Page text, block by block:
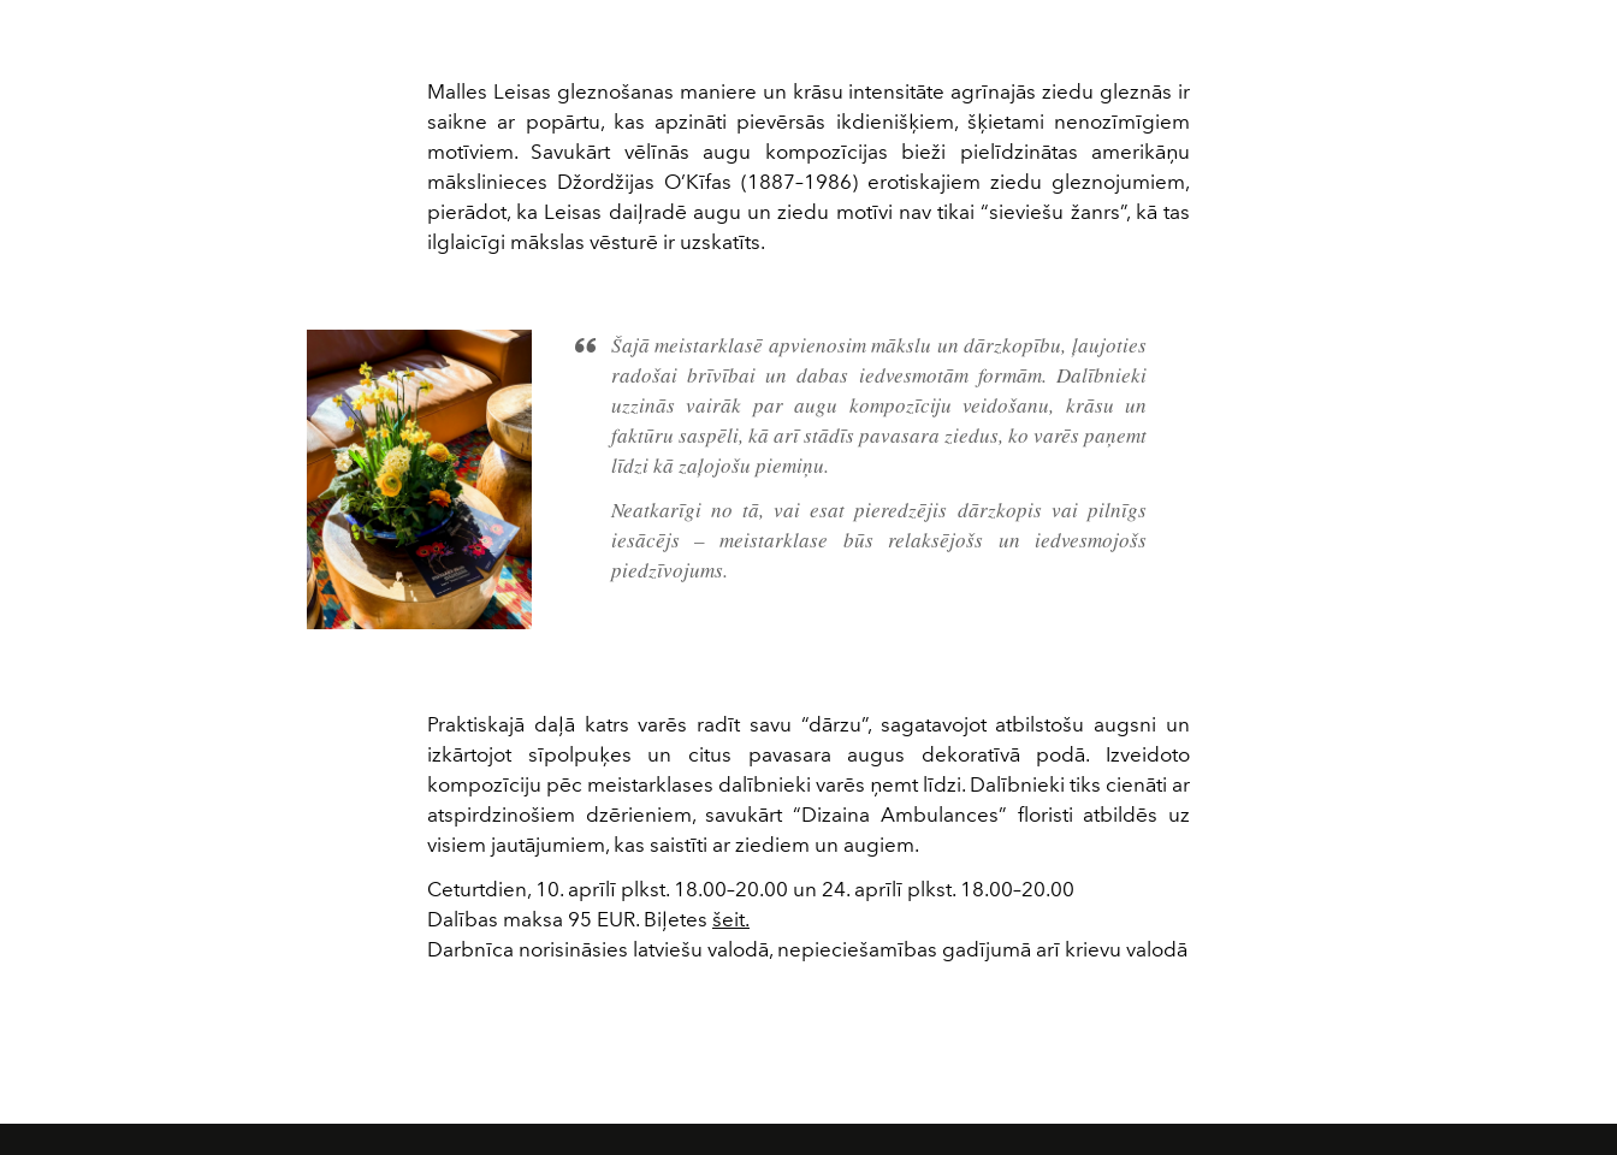
Malles Leisas gleznošanas maniere un krāsu intensitāte agrīnajās ziedu gleznās ir
saikne ar popārtu, kas apzināti pievērsās ikdienišķiem, šķietami nenozīmīgiem
motīviem. Savukārt vēlīnās augu kompozīcijas bieži pielīdzinātas amerikāņu
mākslinieces Džordžijas O’Kīfas (1887–1986) erotiskajiem ziedu gleznojumiem,
pierādot, ka Leisas daiļradē augu un ziedu motīvi nav tikai “sieviešu žanrs”, kā tas
ilglaicīgi mākslas vēsturē ir uzskatīts.
Šajā meistarklasē apvienosim mākslu un dārzkopību, ļaujoties
radošai brīvībai un dabas iedvesmotām formām. Dalībnieki
uzzinās vairāk par augu kompozīciju veidošanu, krāsu un
faktūru saspēli, kā arī stādīs pavasara ziedus, ko varēs paņemt
līdzi kā zaļojošu piemiņu.
Neatkarīgi no tā, vai esat pieredzējis dārzkopis vai pilnīgs
iesācējs – meistarklase būs relaksējošs un iedvesmojošs
piedzīvojums.
Praktiskajā daļā katrs varēs radīt savu “dārzu”, sagatavojot atbilstošu augsni un
izkārtojot sīpolpuķes un citus pavasara augus dekoratīvā podā. Izveidoto
kompozīciju pēc meistarklases dalībnieki varēs ņemt līdzi. Dalībnieki tiks cienāti ar
atspirdzinošiem dzērieniem, savukārt “Dizaina Ambulances” floristi atbildēs uz
visiem jautājumiem, kas saistīti ar ziediem un augiem.
Ceturtdien, 10. aprīlī plkst. 18.00–20.00 un 24. aprīlī plkst. 18.00–20.00
Dalības maksa 95 EUR. Biļetes šeit.
Darbnīca norisināsies latviešu valodā, nepieciešamības gadījumā arī krievu valodā